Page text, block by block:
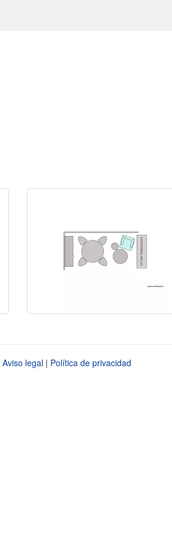
Aviso legal | Política de privacidad